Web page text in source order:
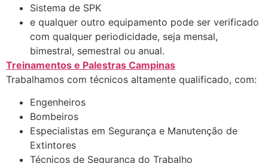
Sistema de SPK
e qualquer outro equipamento pode ser verificado
com qualquer periodicidade, seja mensal,
bimestral, semestral ou anual.
Treinamentos e Palestras Campinas
Trabalhamos com técnicos altamente qualificado, com:
Engenheiros
Bombeiros
Especialistas em Segurança e Manutenção de
Extintores
Técnicos de Segurança do Trabalho